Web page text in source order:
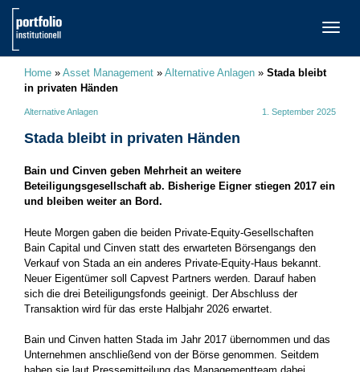
Home » Asset Management » Alternative Anlagen » Stada bleibt
in privaten Händen
Alternative Anlagen 1. September 2025
Stada bleibt in privaten Händen
Bain und Cinven geben Mehrheit an weitere
Beteiligungsgesellschaft ab. Bisherige Eigner stiegen 2017 ein
und bleiben weiter an Bord.
Heute Morgen gaben die beiden Private-Equity-Gesellschaften
Bain Capital und Cinven statt des erwarteten Börsengangs den
Verkauf von Stada an ein anderes Private-Equity-Haus bekannt.
Neuer Eigentümer soll Capvest Partners werden. Darauf haben
sich die drei Beteiligungsfonds geeinigt. Der Abschluss der
Transaktion wird für das erste Halbjahr 2026 erwartet.
Bain und Cinven hatten Stada im Jahr 2017 übernommen und das
Unternehmen anschließend von der Börse genommen. Seitdem